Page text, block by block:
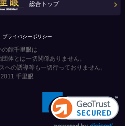
総合トップ
プライバシーポリシー
の館千里眼は
体とは一切関係ありません。
への誘導等も一切行っておりません。
千里眼